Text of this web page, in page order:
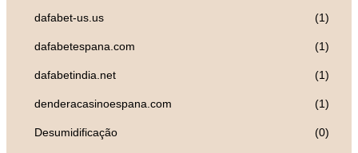
dafabet-us.us (1)
dafabetespana.com (1)
dafabetindia.net (1)
denderacasinoespana.com (1)
Desumidificação (0)